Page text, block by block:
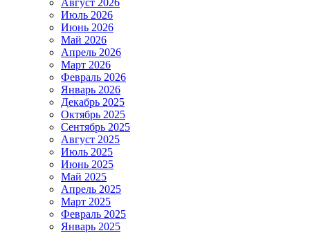
Июль 2026
Июнь 2026
Май 2026
Апрель 2026
Март 2026
Февраль 2026
Январь 2026
Декабрь 2025
Октябрь 2025
Сентябрь 2025
Август 2025
Июль 2025
Июнь 2025
Май 2025
Апрель 2025
Март 2025
Февраль 2025
Январь 2025